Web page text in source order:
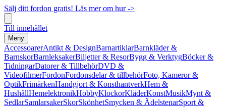
Sälj ditt fordon gratis! Läs mer om hur ->
Till innehållet
Meny
AccessoarerAntikt & DesignBarnartiklarBarnkläder &
BarnskorBarnleksakerBiljetter & ResorBygg & VerktygBöcker &
TidningarDatorer & TillbehörDVD &
VideofilmerFordonFordonsdelar & tillbehörFoto, Kameror &
OptikFrimärkenHandgjort & KonsthantverkHem &
HushållHemelektronikHobbyKlockorKläderKonstMusikMynt &
SedlarSamlarsakerSkorSkönhetSmycken & ÄdelstenarSport &